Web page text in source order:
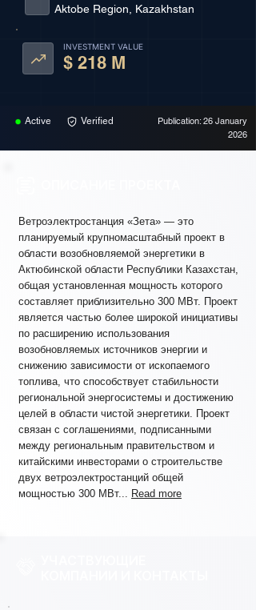
Aktobe Region, Kazakhstan
INVESTMENT VALUE
$ 218 M
Active Verified
Publication: 26 January
2026
Ветроэлектростанция «Зета» — это
планируемый крупномасштабный проект в
области возобновляемой энергетики в
Актюбинской области Республики Казахстан,
общая установленная мощность которого
составляет приблизительно 300 МВт. Проект
является частью более широкой инициативы
по расширению использования
возобновляемых источников энергии и
снижению зависимости от ископаемого
топлива, что способствует стабильности
региональной энергосистемы и достижению
целей в области чистой энергетики. Проект
связан с соглашениями, подписанными
между региональным правительством и
китайскими инвесторами о строительстве
двух ветроэлектростанций общей
мощностью 300 МВт... Read more